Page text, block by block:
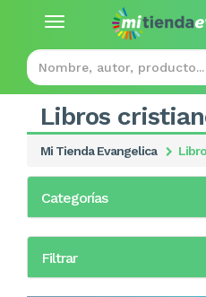
Toggle
Libros
Mi Tienda Evangelica
Categorías
Filtrar